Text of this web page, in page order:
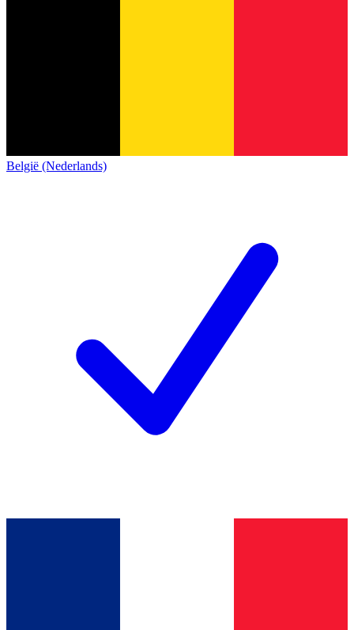
België (Nederlands)